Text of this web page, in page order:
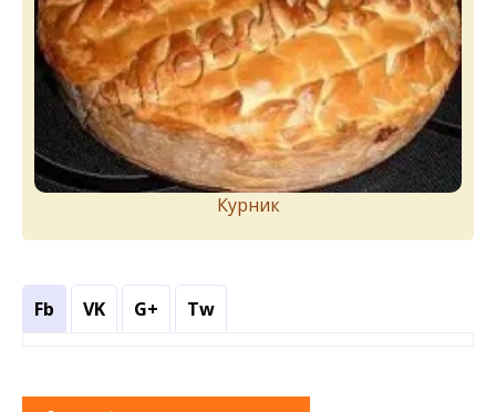
Курник
Fb VK G+ Tw